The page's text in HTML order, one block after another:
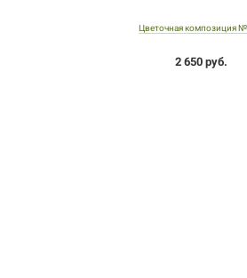
Цветочная композиция
2 650 руб.